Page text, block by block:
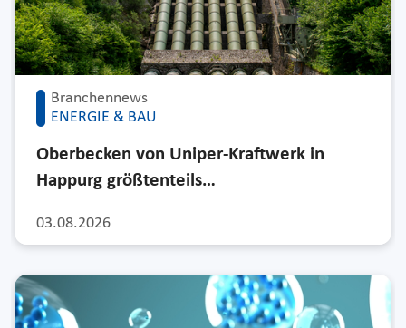
Branchennews
ENERGIE & BAU
03.08.2026
Oberbecken von Uniper-Kraftwerk in
Happurg größtenteils…